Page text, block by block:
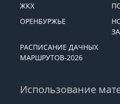
ЖКХ
ОРЕНБУРЖЬЕ
РАСПИСАНИЕ ДАЧНЫХ
МАРШРУТОВ-2026
Использование